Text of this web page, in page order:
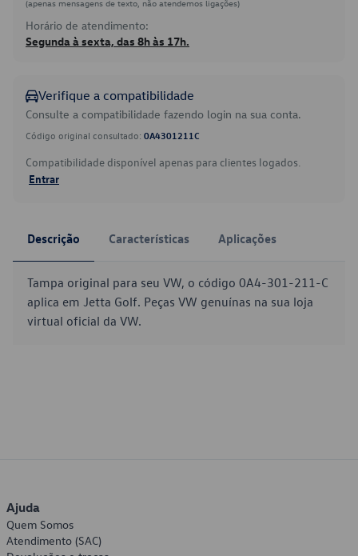
(apenas mensagens de texto, não atendemos ligações)
Horário de atendimento:
Segunda à sexta, das 8h às 17h.
Verifique a compatibilidade
Consulte a compatibilidade fazendo login na sua conta.
Código original consultado: 0A4301211C
Compatibilidade disponível apenas para clientes logados.
Entrar
Descrição Características Aplicações
Tampa original para seu VW, o código 0A4-301-211-C
aplica em Jetta Golf. Peças VW genuínas na sua loja
virtual oficial da VW.
Ajuda
Quem Somos
Atendimento (SAC)